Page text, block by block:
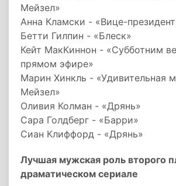
Мейзел»
Анна Кламски - «Вице-
Бетти Гилпин - «Блеск»
Кейт МакКиннон - «Субботним
прямом эфире»
Марин Хинкль - «Удивительная
Мейзел»
Оливия Колман - «Дрянь»
Сара Голдберг - «Барри»
Сиан Клиффорд - «Дрянь»
Лучшая мужская роль второго
драматическом сериале